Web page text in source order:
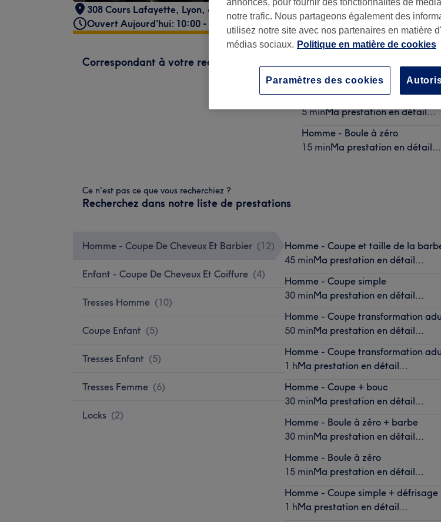
308 Cours Lafayette, Lyon, 69003
Ouvert Aujourd'hui: 10:00 - 19:30
Correspondant à votre recherche
15 minMa prestation en détail...
Homme Shampoing
5 minMa prestation en détail...
Homme - Boule à zéro
15 minMa prestation en détail...
Ce n'est pas ce que vous recherchiez ?
Recherchez dans notre liste de prestations
Homme - Coupe De Cheveux Et Barbier (12)
Enfant - Coupe De Cheveux Et Coiffure (4)
Tresses Homme (10)
Coupe Enfant (5)
Tresses Enfant (5)
Tresses Femme (6)
Locks (2)
Homme - Coupe et taille de la
45 minMa prestation en détail...
Homme - Coupe simple
30 minMa prestation en détail...
Homme - Coupe transformation
50 minMa prestation en détail...
Homme - Coupe transformation
1 hMa prestation en détail...
Homme - Coupe + bouc
30 minMa prestation en détail...
Homme - Boule à zéro + barbe
30 minMa prestation en détail...
Homme - Boule à zéro
15 minMa prestation en détail...
Homme - Coupe simple + défrisage
1 hMa prestation en détail...
annonces, pour fournir des fonctionnalités de
notre trafic. Nous partageons également des
utilisez notre site avec nos partenaires en matière
médias sociaux. Politique en matière de cookies
Paramètres des cookies